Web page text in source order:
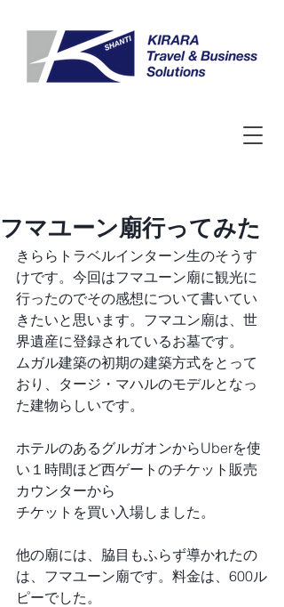
フマユーン廟行ってみた
きららトラベルインターン生のそうす
けです。今回はフマユーン廟に観光に
行ったのでその感想について書いてい
きたいと思います。フマユン廟は、世
界遺産に登録されているお墓です。
ムガル建築の初期の建築方式をとって
おり、タージ・マハルのモデルとなっ
た建物らしいです。
ホテルのあるグルガオンからUberを使
い１時間ほど西ゲートのチケット販売
カウンターから
チケットを買い入場しました。
他の廟には、脇目もふらず導かれたの
は、フマユーン廟です。料金は、600ル
ピーでした。